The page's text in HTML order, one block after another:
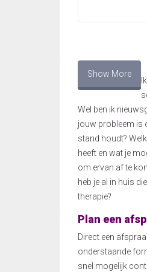
Show More
Wel ben ik
jouw probleem is
stand houdt?
heeft en wat je
om ervan af te
heb je al in huis
therapie?
Plan een
Direct een
onderstaande
snel mogelijk